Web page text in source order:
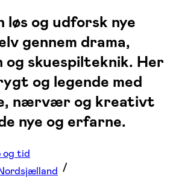
løs og udforsk nye
gennem drama,
og skuespilteknik. Her
og legende med
nærvær og kreativt
nye og erfarne.
tid